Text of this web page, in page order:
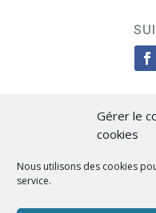
Gérer le
cookies
Nous utilisons des cookies
service.
Cità